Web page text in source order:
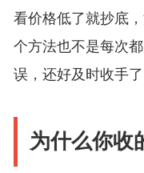
看价格低了就抄底
个方法也不是每次
误，还好及时收手了
为什么你收